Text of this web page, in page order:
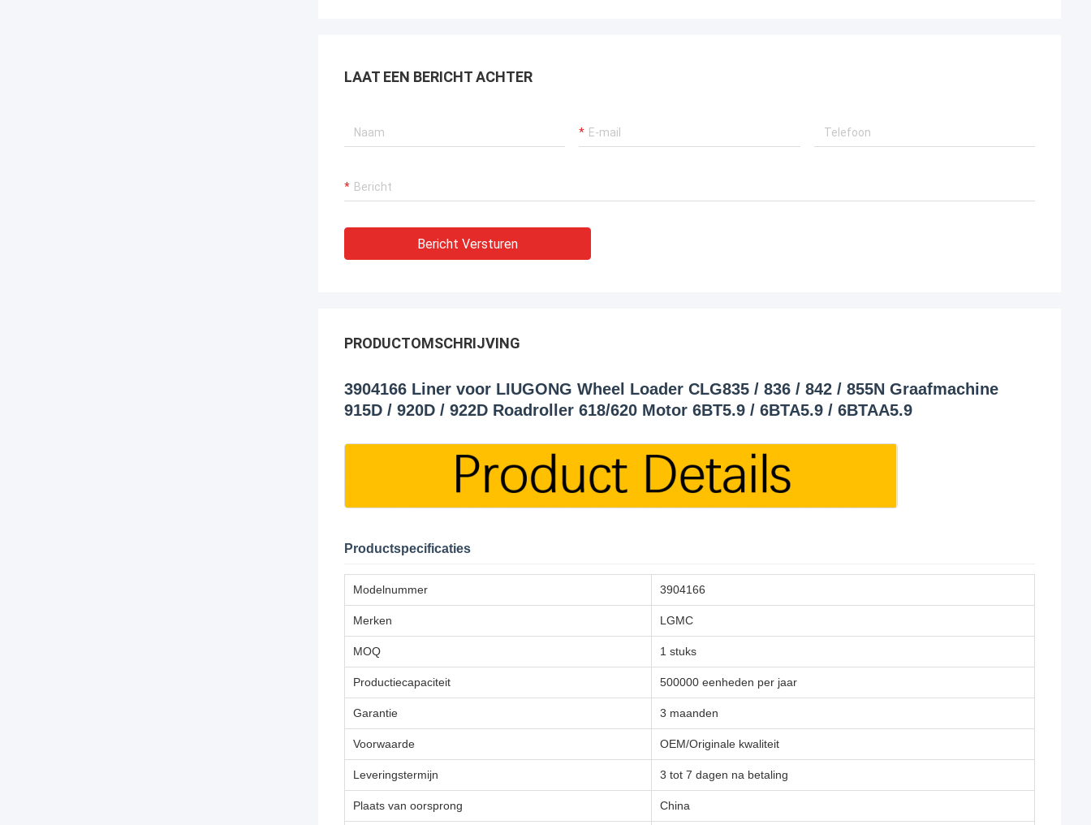
LAAT EEN BERICHT ACHTER
Bericht Versturen
PRODUCTOMSCHRIJVING
3904166 Liner voor LIUGONG Wheel Loader CLG835 / 836 / 842 / 855N Graafmachine
915D / 920D / 922D Roadroller 618/620 Motor 6BT5.9 / 6BTA5.9 / 6BTAA5.9
Productspecificaties
Modelnummer 3904166
Merken LGMC
MOQ 1 stuks
Productiecapaciteit 500000 eenheden per jaar
Garantie 3 maanden
Voorwaarde OEM/Originale kwaliteit
Leveringstermijn 3 tot 7 dagen na betaling
Plaats van oorsprong China